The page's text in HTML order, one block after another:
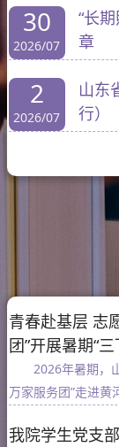
30
2026/07
“长
章
2
2026/07
山东
行）
青春赴基层 志
团”开展暑期“
2026年暑期，
万家服务团”走进黄
天返乡深耕实践、
我院学生党支